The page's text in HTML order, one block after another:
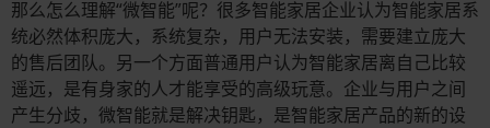
那么怎么理解“微智能”呢？很多智能家居企业认为智能家居系
统必然体积庞大，系统复杂，用户无法安装，需要建立庞大
的售后团队。另一个方面普通用户认为智能家居离自己比较
遥远，是有身家的人才能享受的高级玩意。企业与用户之间
产生分歧，微智能就是解决钥匙，是智能家居产品的新的设